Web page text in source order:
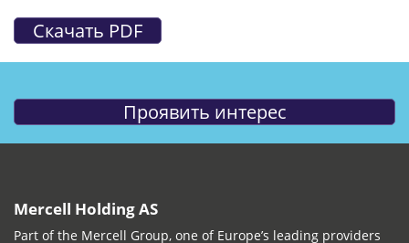
Mercell Holding AS
Part of the Mercell Group, one of Europe’s leading providers